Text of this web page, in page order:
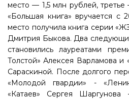
место — 1,5 млн рублей,
«Большая книга» вручается с
место получила книга серии
Дмитрия Быкова. Два
становились лауреатами
Толстой» Алексея Варламова
Сараскиной. После долгого
«Молодой гвардии» -
«Катаев» Сергея